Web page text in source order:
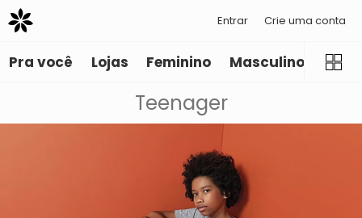
Entrar Crie uma conta
Pra você Lojas Feminino Masculino
Teenager